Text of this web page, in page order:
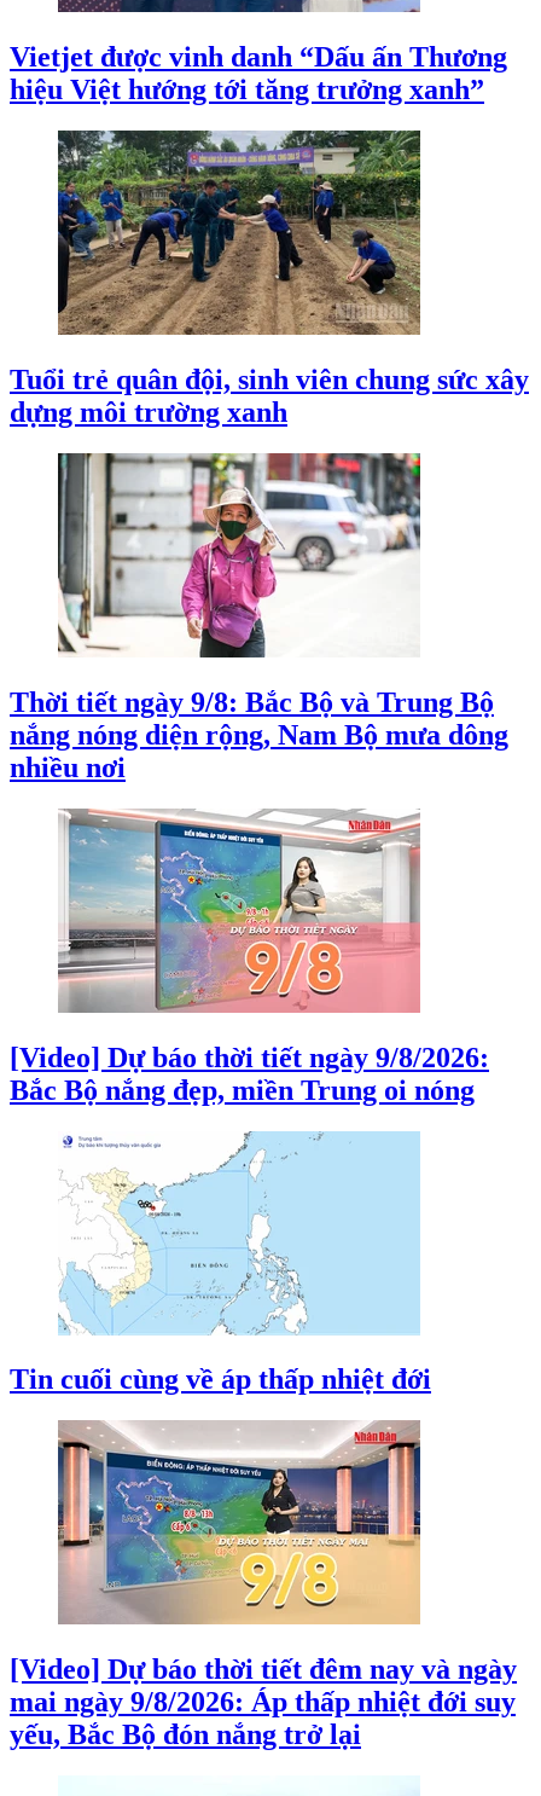
Vietjet được vinh danh “Dấu ấn Thương
hiệu Việt hướng tới tăng trưởng xanh”
Tuổi trẻ quân đội, sinh viên chung sức xây
dựng môi trường xanh
Thời tiết ngày 9/8: Bắc Bộ và Trung Bộ
nắng nóng diện rộng, Nam Bộ mưa dông
nhiều nơi
[Video] Dự báo thời tiết ngày 9/8/2026:
Bắc Bộ nắng đẹp, miền Trung oi nóng
Tin cuối cùng về áp thấp nhiệt đới
[Video] Dự báo thời tiết đêm nay và ngày
mai ngày 9/8/2026: Áp thấp nhiệt đới suy
yếu, Bắc Bộ đón nắng trở lại